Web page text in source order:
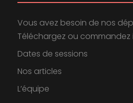
Vous avez besoin de nos
Téléchargez ou commandez
Dates de sessions
Nos articles
L’équipe